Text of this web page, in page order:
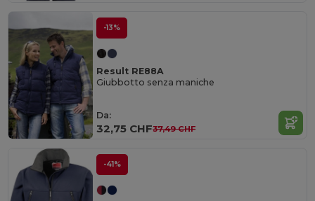
-13%
Result RE88A
Giubbotto senza maniche
Da:
32,75 CHF37,49 CHF
-41%